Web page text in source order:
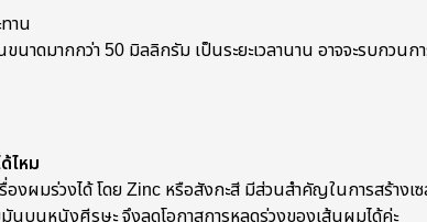
าน
นาดมากกว่า 50 มิลลิกรัม เป็นระยะเวลานาน อาจจะรบกวน
ไหม
องผมร่วงได้ โดย Zinc หรือสังกะสี มีส่วนสำคัญในการสร้าง